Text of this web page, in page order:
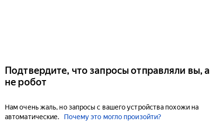
Подтвердите, что запросы отправляли вы, а
не робот
Нам очень жаль, но запросы с вашего устройства похожи на
автоматические.
Почему это могло произойти?